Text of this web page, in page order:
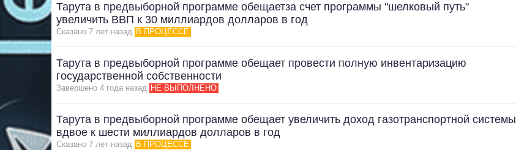
Тарута в предвыборной программе обещаетза счет программы "шелковый путь"
увеличить ВВП к 30 миллиардов долларов в год
Сказано 7 лет назад В ПРОЦЕССЕ
Тарута в предвыборной программе обещает провести полную инвентаризацию
государственной собственности
Завершено 4 года назад НЕ ВЫПОЛНЕНО
Тарута в предвыборной программе обещает увеличить доход газотранспортной системы
вдвое к шести миллиардов долларов в год
Сказано 7 лет назад В ПРОЦЕССЕ